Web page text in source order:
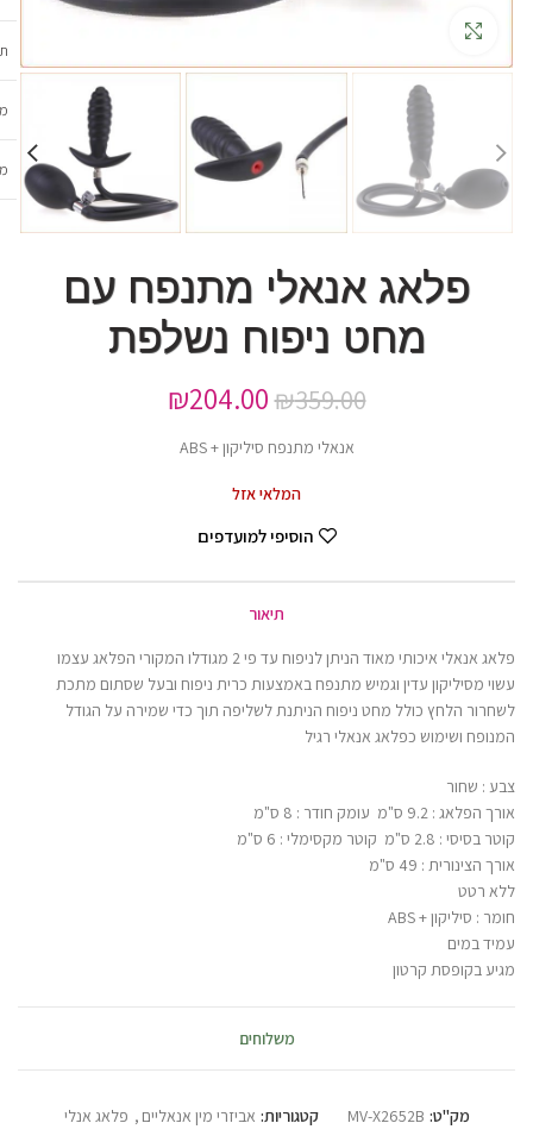
פלאג אנאלי מתנפח עם
מחט ניפוח נשלפת
₪359.00
₪204.00
אנאלי מתנפח סיליקון + ABS
המלאי אזל
הוסיפי למועדפים
תיאור
פלאג אנאלי איכותי מאוד הניתן לניפוח עד פי 2 מגודלו המקורי הפלאג עצמו
עשוי מסיליקון עדין וגמיש מתנפח באמצעות כרית ניפוח ובעל שסתום מתכת
לשחרור הלחץ כולל מחט ניפוח הניתנת לשליפה תוך כדי שמירה על הגודל
המנופח ושימוש כפלאג אנאלי רגיל
צבע : שחור
אורך הפלאג : 9.2 ס"מ עומק חודר : 8 ס"מ
קוטר בסיסי : 2.8 ס"מ קוטר מקסימלי : 6 ס"מ
אורך הצינורית : 49 ס"מ
ללא רטט
חומר : סיליקון + ABS
עמיד במים
מגיע בקופסת קרטון
משלוחים
מק"ט: MV-X2652B קטגוריות: אביזרי מין אנאליים , פלאג אנלי